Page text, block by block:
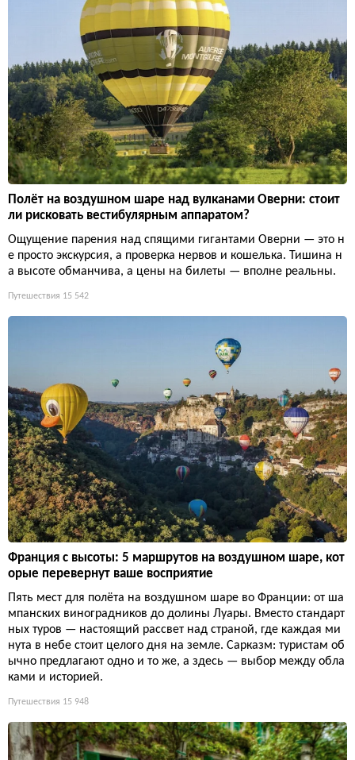
Полёт на воздушном шаре над вулканами Оверни: стоит
ли рисковать вестибулярным аппаратом?
Ощущение парения над спящими гигантами Оверни — это н
е просто экскурсия, а проверка нервов и кошелька. Тишина н
а высоте обманчива, а цены на билеты — вполне реальны.
Путешествия 15 542
Франция с высоты: 5 маршрутов на воздушном шаре, кот
орые перевернут ваше восприятие
Пять мест для полёта на воздушном шаре во Франции: от ша
мпанских виноградников до долины Луары. Вместо стандарт
ных туров — настоящий рассвет над страной, где каждая ми
нута в небе стоит целого дня на земле. Сарказм: туристам об
ычно предлагают одно и то же, а здесь — выбор между обла
ками и историей.
Путешествия 15 948